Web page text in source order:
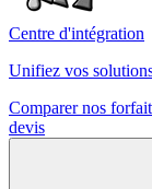
Centre d'intégration
Unifiez vos
Comparer nos
devis